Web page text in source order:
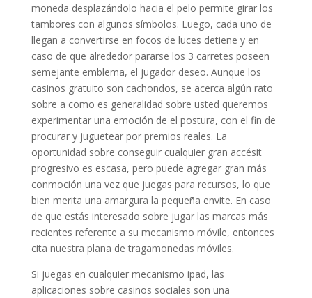
moneda desplazándolo hacia el pelo permite girar los
tambores con algunos símbolos. Luego, cada uno de
llegan a convertirse en focos de luces detiene y en
caso de que alrededor pararse los 3 carretes poseen
semejante emblema, el jugador deseo. Aunque los
casinos gratuito son cachondos, se acerca algún rato
sobre a como es generalidad sobre usted queremos
experimentar una emoción de el postura, con el fin de
procurar y juguetear por premios reales. La
oportunidad sobre conseguir cualquier gran accésit
progresivo es escasa, pero puede agregar gran más
conmoción una vez que juegas para recursos, lo que
bien merita una amargura la pequeña envite. En caso
de que estás interesado sobre jugar las marcas más
recientes referente a su mecanismo móvile, entonces
cita nuestra plana de tragamonedas móviles.
Si juegas en cualquier mecanismo ipad, las
aplicaciones sobre casinos sociales son una